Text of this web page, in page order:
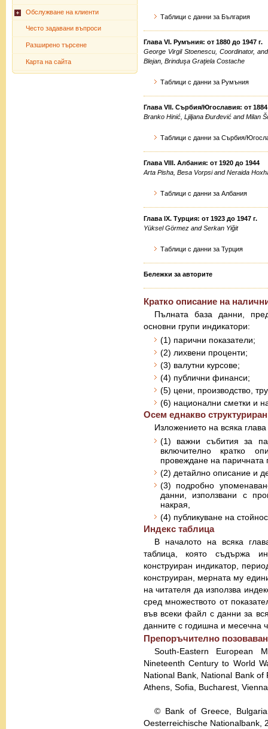
Обслужване на клиенти
Често задавани въпроси
Разширено търсене
Карта на сайта
Таблици с данни за България
Глава VI. Румъния: от 1880 до 1947 г.
George Virgil Stoenescu, Coordinator,
Blejan, Brinduşa Graţiela Costache
Таблици с данни за Румъния
Глава VII. Сърбия/Югославия: от 1884
Branko Hinić, Ljiljana Đurđević and Milan
Таблици с данни за Сърбия/
Глава VIІІ. Албания: от 1920 до 1944
Arta Pisha, Besa Vorpsi and Neraida
Таблици с данни за Албания
Глава IX. Турция: от 1923 до 1947 г.
Yüksel Görmez and Serkan Yiğit
Таблици с данни за Турция
Бележки за авторите
Кратко описание на
Пълната база данни,
основни групи индикатори:
(1) парични показатели;
(2) лихвени проценти;
(3) валутни курсове;
(4) публични финанси;
(5) цени, производство,
(6) национални сметки и
Осем еднакво
Изложението на всяка
(1) важни събития за
включително кратко
провеждане на паричната
(2) детайлно описание и
(3) подробно
данни, използвани с
накрая,
(4) публикуване на
Индекс таблица
В началото на всяка
таблица, която съдържа
конструиран индикатор,
конструиран, мерната му
на читателя да използва
сред множеството от
във всеки файл с данни за
данните с годишна и месечна
Препоръчително
South-Eastern European
Nineteenth Century to World
National Bank, National Bank
Athens, Sofia, Bucharest,
© Bank of Greece,
Oesterreichische Nationalbank,